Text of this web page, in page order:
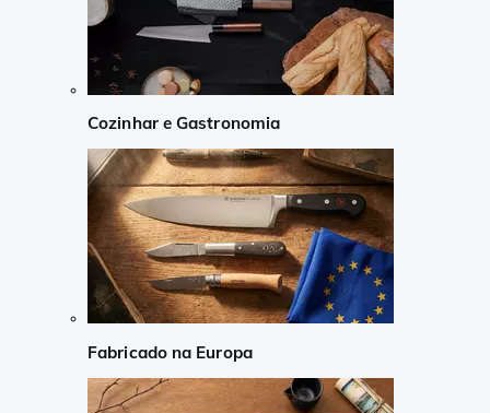
Cozinhar e Gastronomia
Fabricado na Europa